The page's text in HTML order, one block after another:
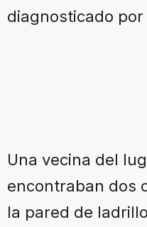
diagnosticado
Una vecina del
encontraban dos
la pared de